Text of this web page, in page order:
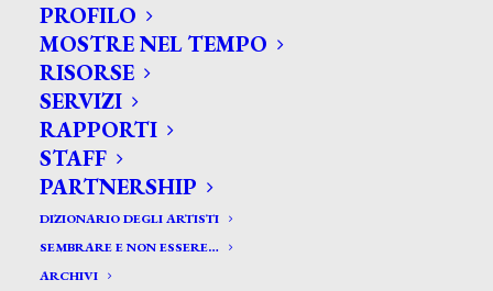
PROFILO
MOSTRE NEL TEMPO
RISORSE
SERVIZI
RAPPORTI
STAFF
PARTNERSHIP
DIZIONARIO DEGLI ARTISTI
SEMBRARE E NON ESSERE…
ARCHIVI
CERCA TRA GLI ARTISTI:
Search
for: